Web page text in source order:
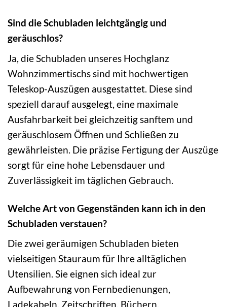
Sind die Schubladen leichtgängig und
geräuschlos?
Ja, die Schubladen unseres Hochglanz
Wohnzimmertischs sind mit hochwertigen
Teleskop-Auszügen ausgestattet. Diese sind
speziell darauf ausgelegt, eine maximale
Ausfahrbarkeit bei gleichzeitig sanftem und
geräuschlosem Öffnen und Schließen zu
gewährleisten. Die präzise Fertigung der Auszüge
sorgt für eine hohe Lebensdauer und
Zuverlässigkeit im täglichen Gebrauch.
Welche Art von Gegenständen kann ich in den
Schubladen verstauen?
Die zwei geräumigen Schubladen bieten
vielseitigen Stauraum für Ihre alltäglichen
Utensilien. Sie eignen sich ideal zur
Aufbewahrung von Fernbedienungen,
Ladekabeln, Zeitschriften, Büchern,